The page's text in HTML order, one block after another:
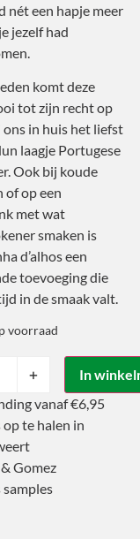
nét een hapje meer
jezelf had
komt deze
tot zijn recht op
ons in huis het liefst
laagje Portugese
Ook bij koude
of op een
met wat
smaken is
d’alhos een
toevoeging die
in de smaak valt.
voorraad
+
In
vanaf €6,95
te halen in
Gomez